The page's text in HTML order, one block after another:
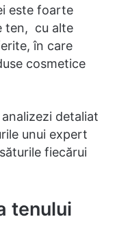
este foarte
ten, cu alte
în care
cosmetice
detaliat
unui expert
fiecărui
tenului